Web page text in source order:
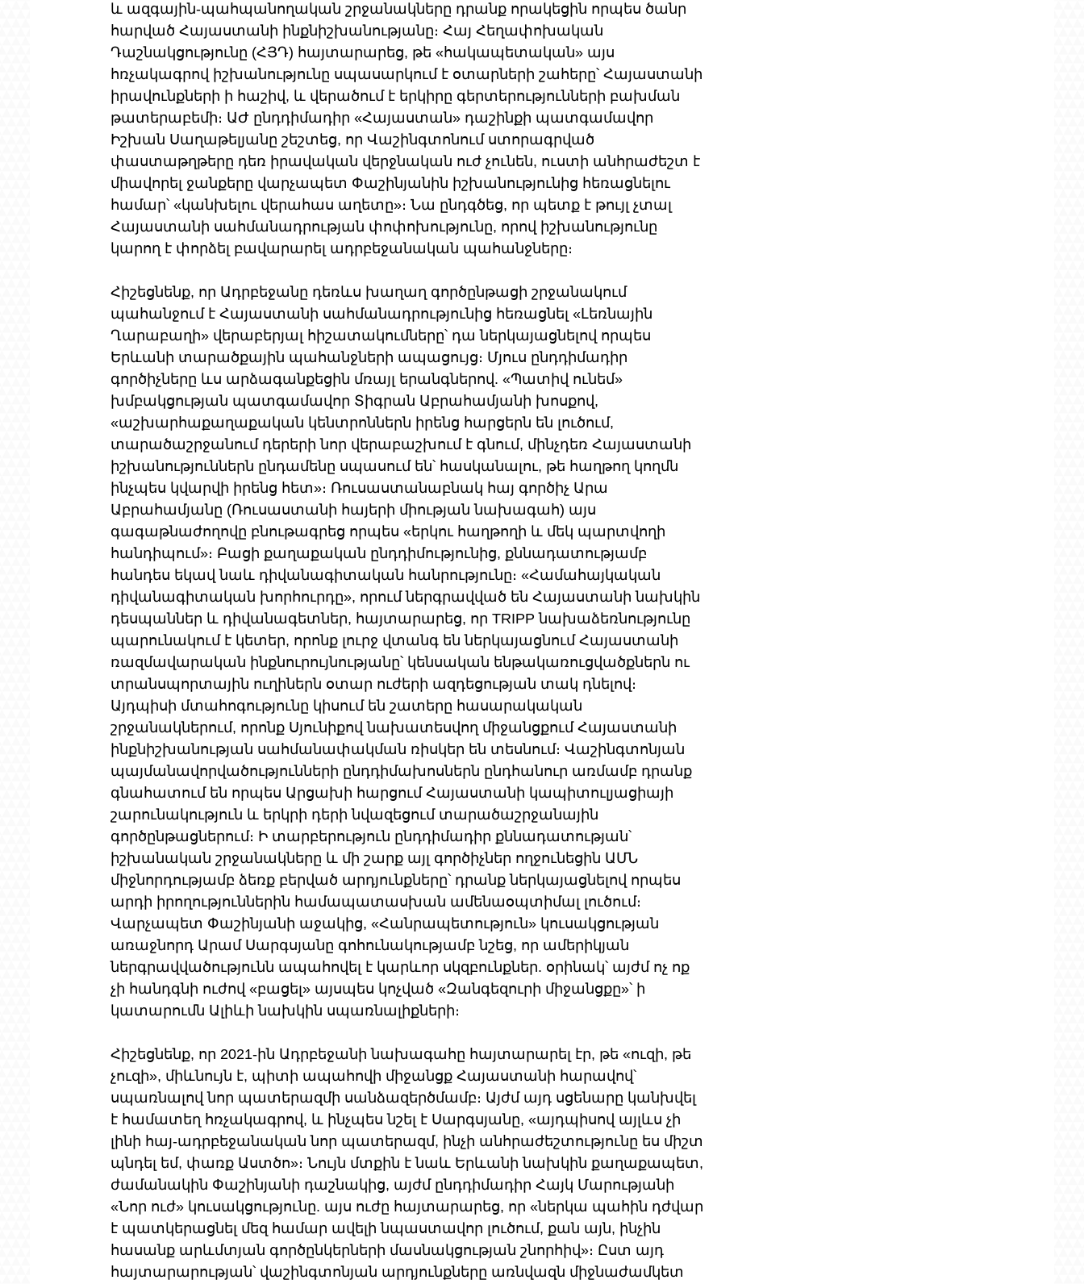
և ազգային-պահպանողական շրջանակները դրանք որակեցին որպես ծանր
հարված Հայաստանի ինքնիշխանությանը։ Հայ Հեղափոխական
Դաշնակցությունը (ՀՅԴ) հայտարարեց, թե «հակապետական» այս
հռչակագրով իշխանությունը սպասարկում է օտարների շահերը՝ Հայաստանի
իրավունքների ի հաշիվ, և վերածում է երկիրը գերտերությունների բախման
թատերաբեմի։ ԱԺ ընդդիմադիր «Հայաստան» դաշինքի պատգամավոր
Իշխան Սաղաթելյանը շեշտեց, որ Վաշինգտոնում ստորագրված
փաստաթղթերը դեռ իրավական վերջնական ուժ չունեն, ուստի անհրաժեշտ է
միավորել ջանքերը վարչապետ Փաշինյանին իշխանությունից հեռացնելու
համար՝ «կանխելու վերահաս աղետը»։ Նա ընդգծեց, որ պետք է թույլ չտալ
Հայաստանի սահմանադրության փոփոխությունը, որով իշխանությունը
կարող է փորձել բավարարել ադրբեջանական պահանջները։
Հիշեցնենք, որ Ադրբեջանը դեռևս խաղաղ գործընթացի շրջանակում
պահանջում է Հայաստանի սահմանադրությունից հեռացնել «Լեռնային
Ղարաբաղի» վերաբերյալ հիշատակումները՝ դա ներկայացնելով որպես
Երևանի տարածքային պահանջների ապացույց։ Մյուս ընդդիմադիր
գործիչները ևս արձագանքեցին մռայլ երանգներով. «Պատիվ ունեմ»
խմբակցության պատգամավոր Տիգրան Աբրահամյանի խոսքով,
«աշխարհաքաղաքական կենտրոններն իրենց հարցերն են լուծում,
տարածաշրջանում դերերի նոր վերաբաշխում է գնում, մինչդեռ Հայաստանի
իշխանություններն ընդամենը սպասում են՝ հասկանալու, թե հաղթող կողմն
ինչպես կվարվի իրենց հետ»։ Ռուսաստանաբնակ հայ գործիչ Արա
Աբրահամյանը (Ռուսաստանի հայերի միության նախագահ) այս
գագաթնաժողովը բնութագրեց որպես «երկու հաղթողի և մեկ պարտվողի
հանդիպում»։ Բացի քաղաքական ընդդիմությունից, քննադատությամբ
հանդես եկավ նաև դիվանագիտական հանրությունը։ «Համահայկական
դիվանագիտական խորհուրդը», որում ներգրավված են Հայաստանի նախկին
դեսպաններ և դիվանագետներ, հայտարարեց, որ TRIPP նախաձեռնությունը
պարունակում է կետեր, որոնք լուրջ վտանգ են ներկայացնում Հայաստանի
ռազմավարական ինքնուրույնությանը՝ կենսական ենթակառուցվածքներն ու
տրանսպորտային ուղիներն օտար ուժերի ազդեցության տակ դնելով։
Այդպիսի մտահոգությունը կիսում են շատերը հասարակական
շրջանակներում, որոնք Սյունիքով նախատեսվող միջանցքում Հայաստանի
ինքնիշխանության սահմանափակման ռիսկեր են տեսնում։ Վաշինգտոնյան
պայմանավորվածությունների ընդդիմախոսներն ընդհանուր առմամբ դրանք
գնահատում են որպես Արցախի հարցում Հայաստանի կապիտուլյացիայի
շարունակություն և երկրի դերի նվազեցում տարածաշրջանային
գործընթացներում։ Ի տարբերություն ընդդիմադիր քննադատության՝
իշխանական շրջանակները և մի շարք այլ գործիչներ ողջունեցին ԱՄՆ
միջնորդությամբ ձեռք բերված արդյունքները՝ դրանք ներկայացնելով որպես
արդի իրողություններին համապատասխան ամենաօպտիմալ լուծում։
Վարչապետ Փաշինյանի աջակից, «Հանրապետություն» կուսակցության
առաջնորդ Արամ Սարգսյանը գոհունակությամբ նշեց, որ ամերիկյան
ներգրավվածությունն ապահովել է կարևոր սկզբունքներ. օրինակ՝ այժմ ոչ ոք
չի հանդգնի ուժով «բացել» այսպես կոչված «Զանգեզուրի միջանցքը»՝ ի
կատարումն Ալիևի նախկին սպառնալիքների։
Հիշեցնենք, որ 2021-ին Ադրբեջանի նախագահը հայտարարել էր, թե «ուզի, թե
չուզի», միևնույն է, պիտի ապահովի միջանցք Հայաստանի հարավով՝
սպառնալով նոր պատերազմի սանձազերծմամբ։ Այժմ այդ սցենարը կանխվել
է համատեղ հռչակագրով, և ինչպես նշել է Սարգսյանը, «այդպիսով այլևս չի
լինի հայ-ադրբեջանական նոր պատերազմ, ինչի անհրաժեշտությունը ես միշտ
պնդել եմ, փառք Աստծո»։ Նույն մտքին է նաև Երևանի նախկին քաղաքապետ,
ժամանակին Փաշինյանի դաշնակից, այժմ ընդդիմադիր Հայկ Մարությանի
«Նոր ուժ» կուսակցությունը. այս ուժը հայտարարեց, որ «ներկա պահին դժվար
է պատկերացնել մեզ համար ավելի նպաստավոր լուծում, քան այն, ինչին
հասանք արևմտյան գործընկերների մասնակցության շնորհիվ»։ Ըստ այդ
հայտարարության՝ վաշինգտոնյան արդյունքները առնվազն միջնաժամկետ